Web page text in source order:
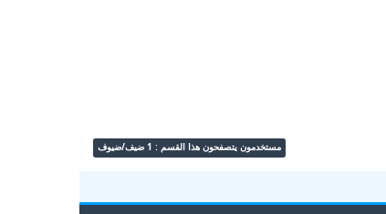
مستخدمون يتصفحون هذا القسم : 1 ضيف/ضيوف